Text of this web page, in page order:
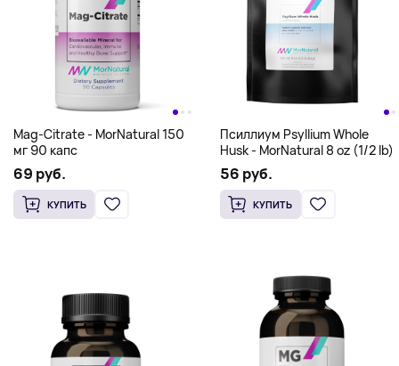
Холин GPCholine - MorNatural
КУПИТЬ
Daily One - MorNatural 60
капсул
КУПИТЬ